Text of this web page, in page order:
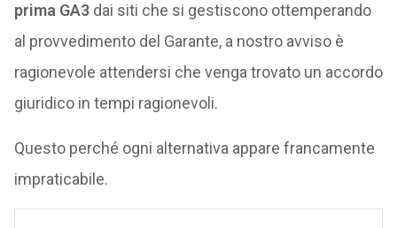
prima GA3dai siti che si gestiscono ottemperando
al provvedimento del Garante, a nostro avviso è
ragionevole attendersi che venga trovato un accordo
giuridico in tempi ragionevoli.
Questo perché ogni alternativa appare francamente
impraticabile.